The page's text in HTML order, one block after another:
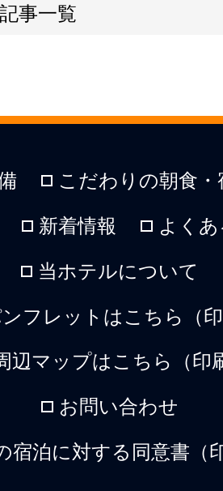
事一覧
こだわりの朝食
新着情報 よく
当ホテルについて
フレットはこちら（
辺マップはこちら（印
お問い合わせ
宿泊に対する同意書（